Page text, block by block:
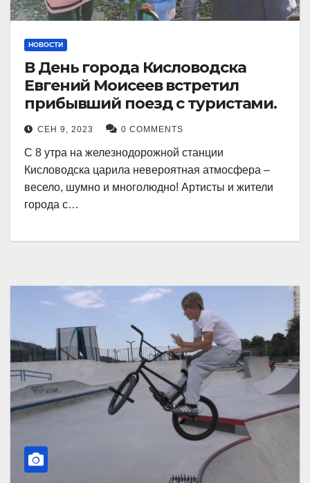
НОВОСТИ
В День города Кисловодска
Евгений Моисеев встретил
прибывший поезд с туристами.
СЕН 9, 2023 0 COMMENTS
С 8 утра на железнодорожной станции
Кисловодска царила невероятная атмосфера –
весело, шумно и многолюдно! Артисты и жители
города с…